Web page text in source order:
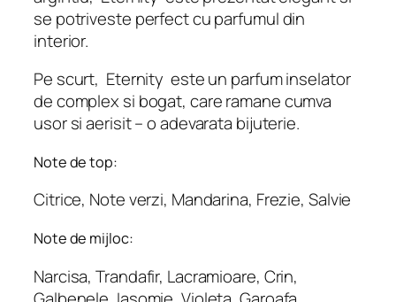
se potriveste perfect cu parfumul din
interior.
Pe scurt, Eternity este un parfum inselator
de complex si bogat, care ramane cumva
usor si aerisit – o adevarata bijuterie.
Note de top:
Citrice, Note verzi, Mandarina, Frezie, Salvie
Note de mijloc:
Narcisa, Trandafir, Lacramioare, Crin,